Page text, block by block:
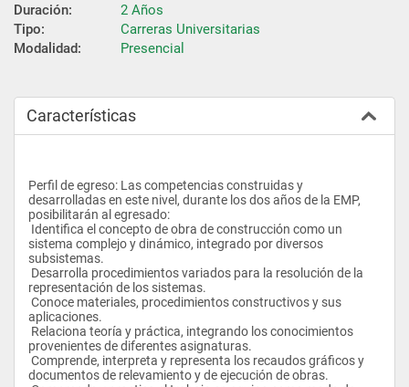
Duración:
2 Años
Tipo:
Carreras Universitarias
Modalidad:
Presencial
Características
Perfil de egreso: Las competencias construidas y
desarrolladas en este nivel, durante los dos años de la EMP,
posibilitarán al egresado:
sistema complejo y dinámico, integrado por diversos
subsistemas.
representación de los sistemas.
aplicaciones.
provenientes de diferentes asignaturas.
documentos de relevamiento y de ejecución de obras.